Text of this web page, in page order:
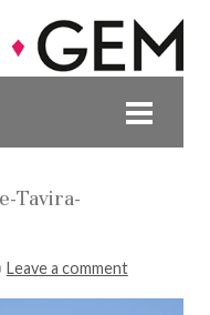
Tavira-
Leave a comment